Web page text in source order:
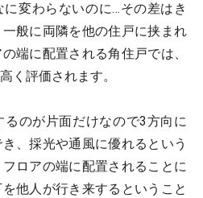
変わらないのに…その差はき
般に両隣を他の住戸に挟まれ
端に配置される角住戸では、
く評価されます。
のが片面だけなので3方向に
、採光や通風に優れるという
ロアの端に配置されることに
他人が行き来するということ